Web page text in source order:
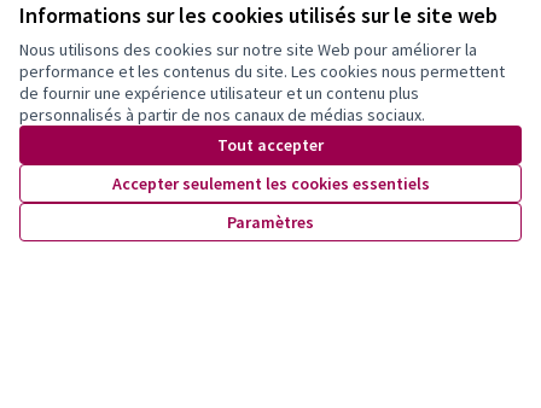
Informations sur les cookies utilisés sur le site web
Nous utilisons des cookies sur notre site Web pour améliorer la
performance et les contenus du site. Les cookies nous permettent
de fournir une expérience utilisateur et un contenu plus
personnalisés à partir de nos canaux de médias sociaux.
Tout accepter
Accepter seulement les cookies essentiels
Paramètres
Une rencontre est prévue au mois de novembre pour en
discuter. Nous pourrons également envisager un
partenariat avec une librairie locale si nécessaire, pour
élargir l’accès aux ouvrages et renforcer la diffusion
auprès des familles.
Images